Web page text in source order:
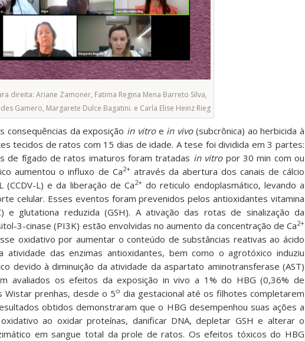
direita: Ariane Zamoner, Fatima Regina Mena Barreto Silva,
Gamero, Margarete Dulce Bagatini. e Carla Elise Heinz Rieg
da exposição in vitroe in vivo(subcrônica) ao herbicida à
tecidos de ratos com 15 dias de idade. A tese foi dividida em 3 partes:
de fígado de ratos imaturos foram tratadas in vitropor 30 min com ou
aumentou o influxo de Ca2+através da abertura dos canais de cálcio
L) e da liberação de Ca2+ do reticulo endoplasmático, levando a
celular. Esses eventos foram prevenidos pelos antioxidantes vitamina
e glutationa reduzida (GSH). A ativação das rotas de sinalização da
3-cinase (PI3K) estão envolvidas no aumento da concentração de Ca2+
oxidativo por aumentar o conteúdo de substâncias reativas ao ácido
atividade das enzimas antioxidantes, bem como o agrotóxico induziu
devido à diminuição da atividade da aspartato aminotransferase (AST)
avaliados os efeitos da exposição in vivo a 1% do HBG (0,36% de
Wistar prenhas, desde o 5o dia gestacional até os filhotes completarem
obtidos demonstraram que o HBG desempenhou suas ações a
ao oxidar proteínas, danificar DNA, depletar GSH e alterar o
em sangue total da prole de ratos. Os efeitos tóxicos do HBG